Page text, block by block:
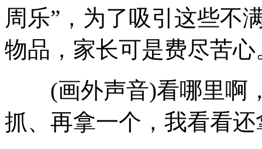
世界第一胖猫:9岁猫咪重达15公斤
日本东京附近海域可能发生8级地震
周乐”，为了吸引这些不
物品，家长可是费尽苦心
(画外声音)看哪里啊
抓、再拿一个，我看看